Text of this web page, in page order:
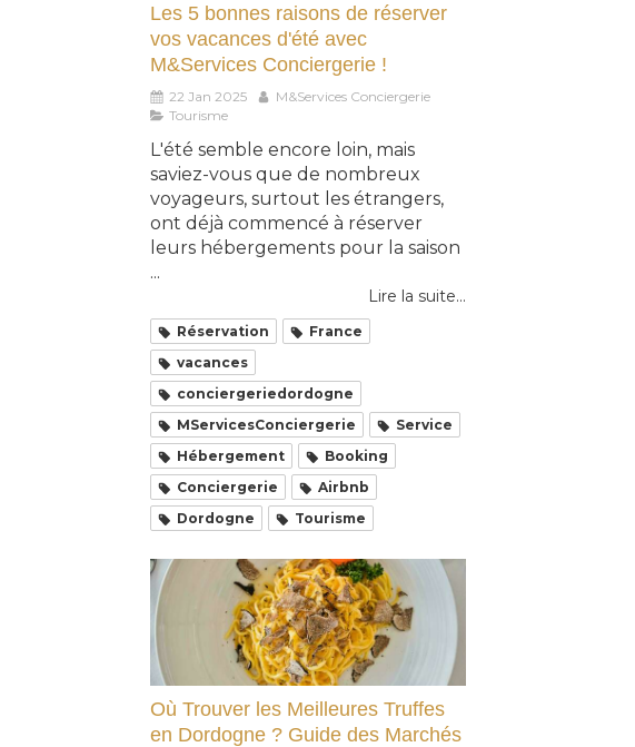
Les 5 bonnes raisons de réserver
vos vacances d'été avec
M&Services Conciergerie !
22 Jan 2025
M&Services Conciergerie
Tourisme
L'été semble encore loin, mais
saviez-vous que de nombreux
voyageurs, surtout les étrangers,
ont déjà commencé à réserver
leurs hébergements pour la saison
...
Lire la suite...
Réservation
France
vacances
conciergeriedordogne
MServicesConciergerie
Service
Hébergement
Booking
Conciergerie
Airbnb
Dordogne
Tourisme
Où Trouver les Meilleures Truffes
en Dordogne ? Guide des Marchés